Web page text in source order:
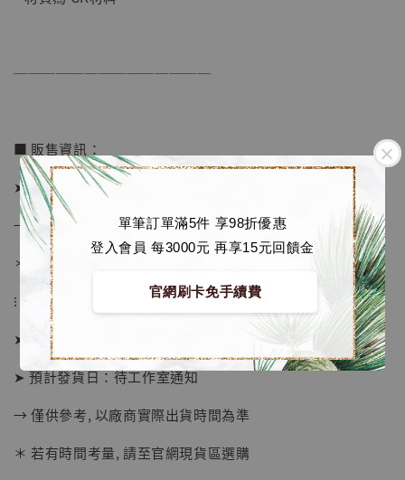
單筆訂單滿5件 享98折優惠
登入會員 每3000元 再享15元回饋金
官網刷卡免手續費
【店內現貨】海賊王 系列蒐藏雕像 布魯克達
摩 [7STARS Studio]
NT$ 1,500
──────────────
■ 販售資訊：
➤ 價格 4480元 (訂金2280)
→ 國際運費到台後通知
＊運費合理 請安心選購
⁝
➤ 預購截止日：限量額滿即止
➤ 預計發貨日：待工作室通知
→ 僅供參考, 以廠商實際出貨時間為準
＊ 若有時間考量, 請至官網現貨區選購